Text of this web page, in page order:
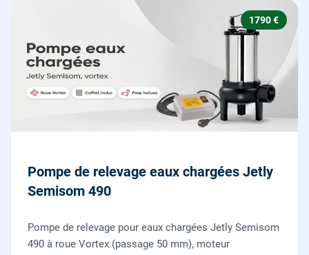
1790 €
Pompe de relevage eaux chargées Jetly
Semisom 490
Pompe de relevage pour eaux chargées Jetly Semisom
490 à roue Vortex (passage 50 mm), moteur